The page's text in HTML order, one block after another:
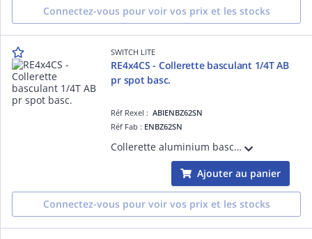
Connectez-vous pour voir vos prix et les stocks
SWITCH LITE
RE4x4CS - Collerette basculant 1/4T AB
pr spot basc.
Réf Rexel :ABIENBZ62SN
Réf Fab : ENBZ62SN
Collerette aluminium basculante, alu brossé, à fixation 1/4 de tour pour spot LED RE4x4CS basculant
Ajouter au panier
Connectez-vous pour voir vos prix et les stocks